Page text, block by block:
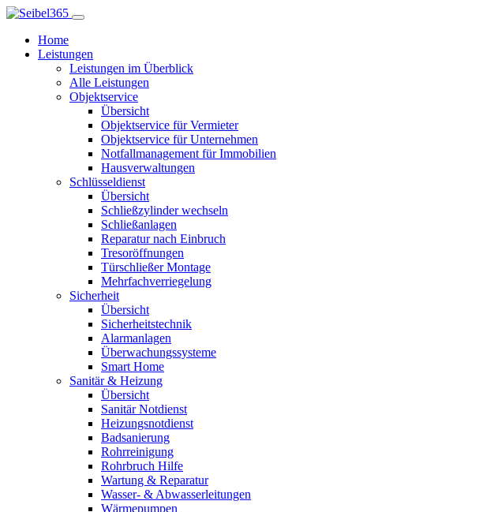
Home
Leistungen
Leistungen im Überblick
Alle Leistungen
Objektservice
Übersicht
Objektservice für Vermieter
Objektservice für Unternehmen
Notfallmanagement für Immobilien
Hausverwaltungen
Schlüsseldienst
Übersicht
Schließzylinder wechseln
Schließanlagen
Reparatur nach Einbruch
Tresoröffnungen
Türschließer Montage
Mehrfachverriegelung
Sicherheit
Übersicht
Sicherheitstechnik
Alarmanlagen
Überwachungssysteme
Smart Home
Sanitär & Heizung
Übersicht
Sanitär Notdienst
Heizungsnotdienst
Badsanierung
Rohrreinigung
Rohrbruch Hilfe
Wartung & Reparatur
Wasser- & Abwasserleitungen
Wärmepumpen